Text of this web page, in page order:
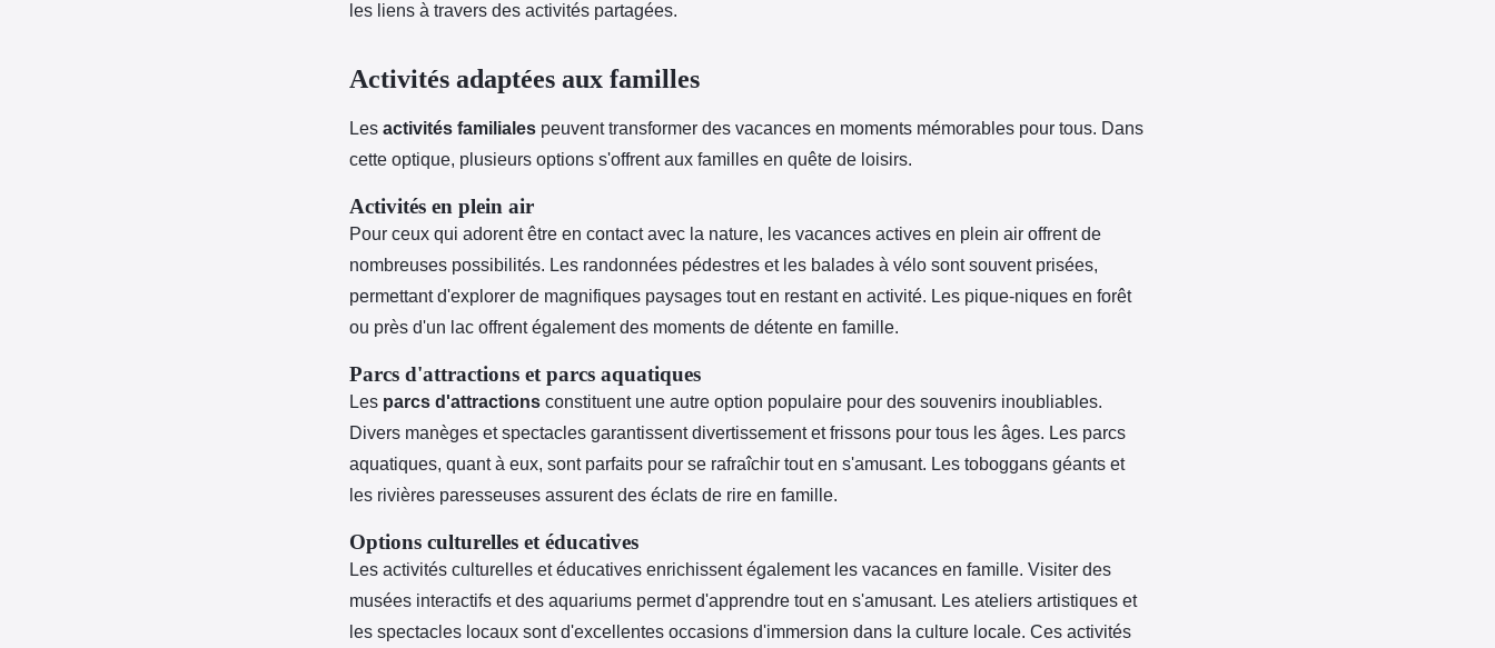
les liens à travers des activités partagées.
Activités adaptées aux familles
Les activités familiales peuvent transformer des vacances en moments mémorables pour tous. Dans
cette optique, plusieurs options s'offrent aux familles en quête de loisirs.
Activités en plein air
Pour ceux qui adorent être en contact avec la nature, les vacances actives en plein air offrent de
nombreuses possibilités. Les randonnées pédestres et les balades à vélo sont souvent prisées,
permettant d'explorer de magnifiques paysages tout en restant en activité. Les pique-niques en forêt
ou près d'un lac offrent également des moments de détente en famille.
Parcs d'attractions et parcs aquatiques
Les parcs d'attractions constituent une autre option populaire pour des souvenirs inoubliables.
Divers manèges et spectacles garantissent divertissement et frissons pour tous les âges. Les parcs
aquatiques, quant à eux, sont parfaits pour se rafraîchir tout en s'amusant. Les toboggans géants et
les rivières paresseuses assurent des éclats de rire en famille.
Options culturelles et éducatives
Les activités culturelles et éducatives enrichissent également les vacances en famille. Visiter des
musées interactifs et des aquariums permet d'apprendre tout en s'amusant. Les ateliers artistiques et
les spectacles locaux sont d'excellentes occasions d'immersion dans la culture locale. Ces activités